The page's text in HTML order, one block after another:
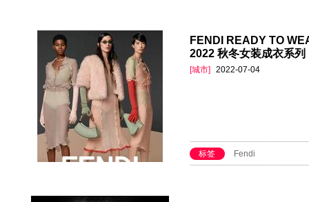
FENDI READY TO
2022 秋冬女装成衣系列
[城市] 2022-07-04
标签 Fendi